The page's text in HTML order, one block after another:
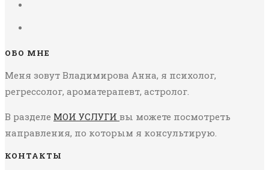
ОБО МНЕ
Меня зовут Владимирова Анна, я психолог,
регрессолог, ароматерапевт, астролог.
В разделе МОИ УСЛУГИ вы можете посмотреть
направления, по которым я консультирую.
КОНТАКТЫ